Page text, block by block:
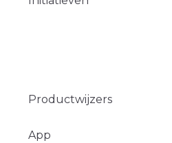
Productwijzers
App